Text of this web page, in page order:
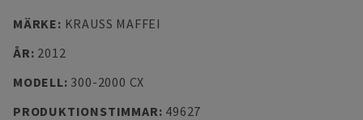
MÄRKE: KRAUSS MAFFEI
ÅR: 2012
MODELL: 300-2000 CX
PRODUKTIONSTIMMAR: 49627